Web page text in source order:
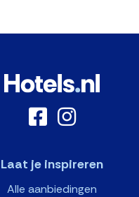
Laat je inspireren
Alle aanbiedingen